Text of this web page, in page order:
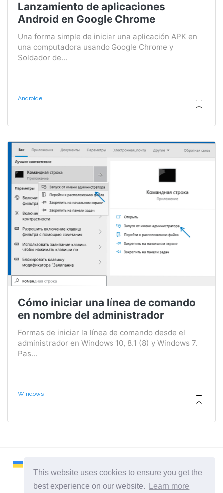
This website uses cookies to ensure you get the
best experience on our website.
Learn more
Lanzamiento de aplicaciones
Android en Google Chrome
Una forma simple de iniciar una aplicación APK en
una computadora usando Google Chrome y
Soldador de...
Androide
Cómo iniciar una línea de comando
en nombre del administrador
Formas de iniciar la línea de comando desde el
administrador en Windows 10, 8.1 (8) y Windows 7.
Pas...
Windows